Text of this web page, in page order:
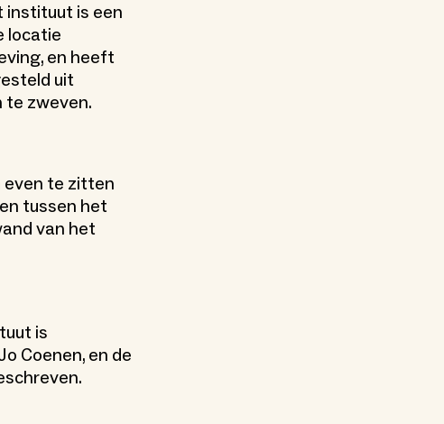
instituut is een
locatie
en heeft
uit
te zweven.
even te zitten
tussen het
van het
is
Coenen, en de